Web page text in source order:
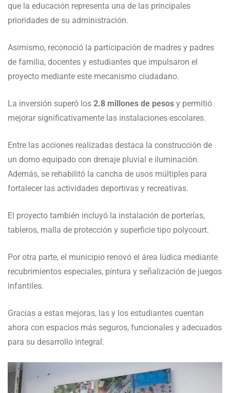
que la educación representa una de las principales
prioridades de su administración.
Asimismo, reconoció la participación de madres y padres
de familia, docentes y estudiantes que impulsaron el
proyecto mediante este mecanismo ciudadano.
La inversión superó los 2.8 millones de pesos y permitió
mejorar significativamente las instalaciones escolares.
Entre las acciones realizadas destaca la construcción de
un domo equipado con drenaje pluvial e iluminación.
Además, se rehabilitó la cancha de usos múltiples para
fortalecer las actividades deportivas y recreativas.
El proyecto también incluyó la instalación de porterías,
tableros, malla de protección y superficie tipo polycourt.
Por otra parte, el municipio renovó el área lúdica mediante
recubrimientos especiales, pintura y señalización de juegos
infantiles.
Gracias a estas mejoras, las y los estudiantes cuentan
ahora con espacios más seguros, funcionales y adecuados
para su desarrollo integral.